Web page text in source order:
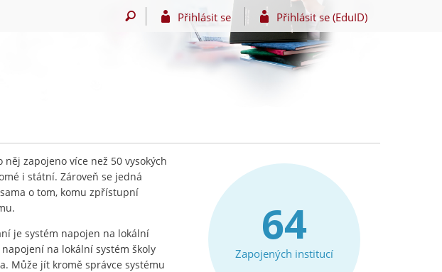
Přihlásit se Přihlásit se (EduID)
něj zapojeno více než 50 vysokých
i státní. Zároveň se jedná
o tom, komu zpřístupní
je systém napojen na lokální
na lokální systém školy
Může jít kromě správce systému
64
Zapojených institucí